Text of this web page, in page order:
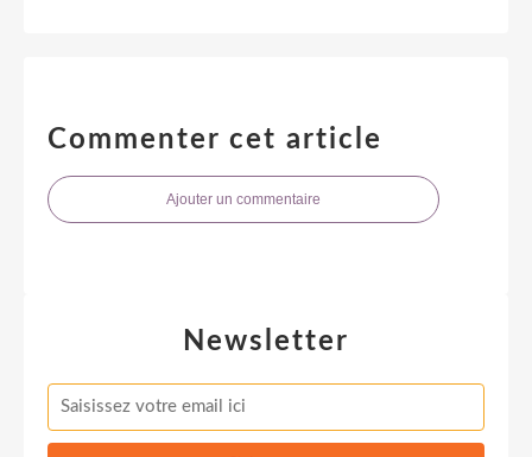
Commenter cet article
Ajouter un commentaire
Newsletter